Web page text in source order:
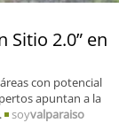
Sitio 2.0” en
con potencial
apuntan a la
soyvalparaiso